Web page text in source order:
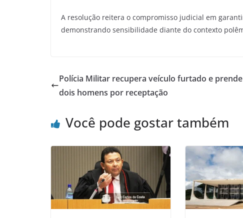
A resolução reitera o compromisso judicial em
demonstrando sensibilidade diante do contexto
Polícia Militar recupera veículo furtado e prende
dois homens por receptação
Você pode gostar também